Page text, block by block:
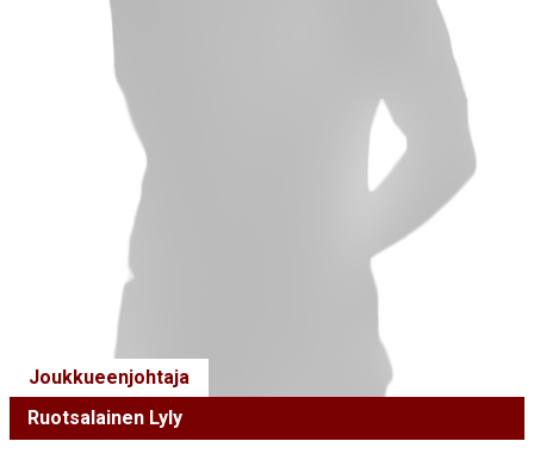
Joukkueenjohtaja
Ruotsalainen Lyly